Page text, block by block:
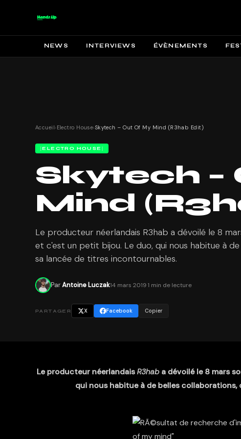
NEWS INTERVIEWS ÉVÈNEMENTS
Accueil› Electro House›Skytech – Out Of My Mind (R3hab Edit)
ELECTRO HOUSE
Skytech –
Mind
Le producteur néerlandais R3hab a dévoilé le 8
et c'est un petit bijou. Le duo, qui nous habitue à
sa lancée de titres incontournables.
ParAntoine Luczak14 mars 20191 min de lecture
PARTAGER X Facebook Copier
Le producteur néerlandaisR3haba dévoilé le 8 mars
qui nous habitue à de belles